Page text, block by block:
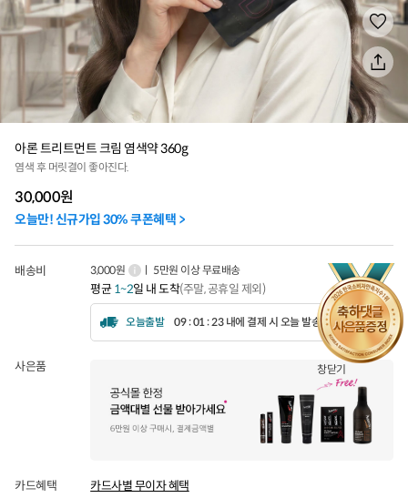
창닫기
아론 트리트먼트 크림 염색약 360g
염색 후 머릿결이 좋아진다.
30,000원
오늘만! 신규가입 30% 쿠폰혜택 >
배송비 3,000원 ㅣ 5만원 이상 무료배송
평균1~2일 내 도착(주말, 공휴일 제외)
오늘출발 09 : 01 : 21 내에 결제 시 오늘 발송됩니다.
사은품
카드혜택 카드사별 무이자 혜택